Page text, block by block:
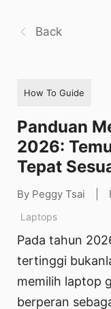
Back
How To Guide
Panduan
2026:
Tepat
By Peggy Tsai
Laptops
Pada tahun
tertinggi
memilih laptop
berperan